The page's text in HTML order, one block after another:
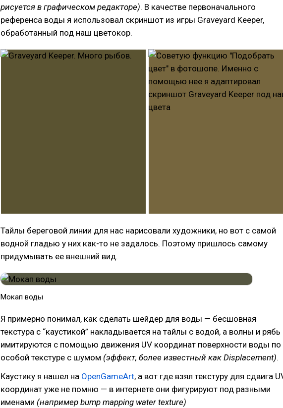
рисуется в графическом редакторе). В качестве первоначального
референса воды я использовал скриншот из игры Graveyard Keeper,
обработанный под наш цветокор.
Тайлы береговой линии для нас нарисовали художники, но вот с самой
водной гладью у них как-то не задалось. Поэтому пришлось самому
придумывать ее внешний вид.
Мокап воды
Я примерно понимал, как сделать шейдер для воды — бесшовная
текстура с “каустикой” накладывается на тайлы с водой, а волны и рябь
имитируются с помощью движения UV координат поверхности воды по
особой текстуре с шумом (эффект, более известный как Displacement).
Каустику я нашел на OpenGameArt, а вот где взял текстуру для сдвига
координат уже не помню — в интернете они фигурируют под разными
именами (например bump mapping water texture)